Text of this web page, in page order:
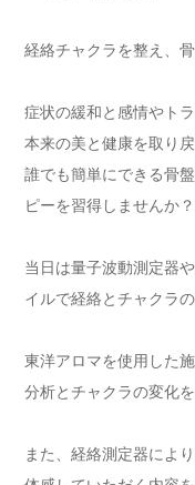
経絡チャクラを整え、
症状の緩和と感情やト
本来の美と健康を取り戻
誰でも簡単にできる骨
ピーを習得しませんか？
当日は量子波動測定器
イルで経絡とチャクラ
東洋アロマを使用した
分析とチャクラの変化
また、経絡測定器によ